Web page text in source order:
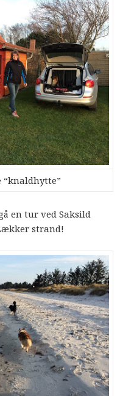
“knaldhytte”
en tur ved Saksild
strand!